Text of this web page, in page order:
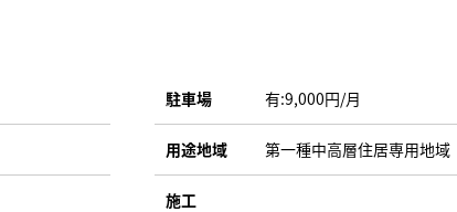
駐車場 有:9,000円/月
用途地域 第一種中高層住居専用地域
施工